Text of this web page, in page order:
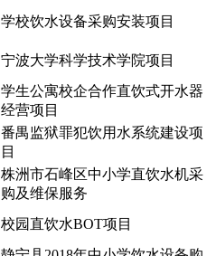
学校饮水设备采购安装项目
宁波大学科学技术学院项目
学生公寓校企合作直饮式开水器
经营项目
番禺监狱罪犯饮用水系统建设项
目
株洲市石峰区中小学直饮水机采
购及维保服务
校园直饮水BOT项目